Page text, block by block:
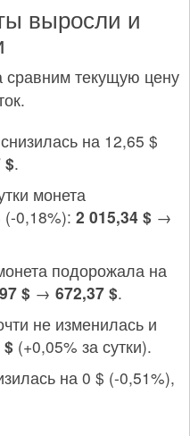
выросли и
текущую цену
на 12,65 $
$.
монета
0,18%): 2 015,34 $ →
подорожала на
$ → 672,37 $.
не изменилась и
(+0,05% за сутки).
на 0 $ (-0,51%),